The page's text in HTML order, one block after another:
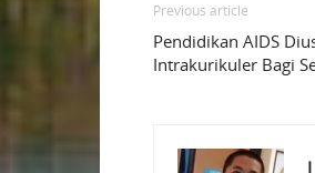
Previous article
Pendidikan AIDS
Intrakurikuler Bagi